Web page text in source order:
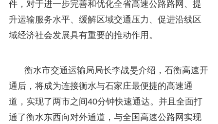
件，对于进一步完善和优化全省高速公路路网、提
升运输服务水平、缓解区域交通压力、促进沿线区
域经济社会发展具有重要的推动作用。
衡水市交通运输局局长李战旻介绍，石衡高速开
通后，将成为连接衡水与石家庄最便捷的高速通
道，实现了两市之间40分钟快速通达。并且全面打
通了衡水东西向对外通道，与全国高速公路网实现